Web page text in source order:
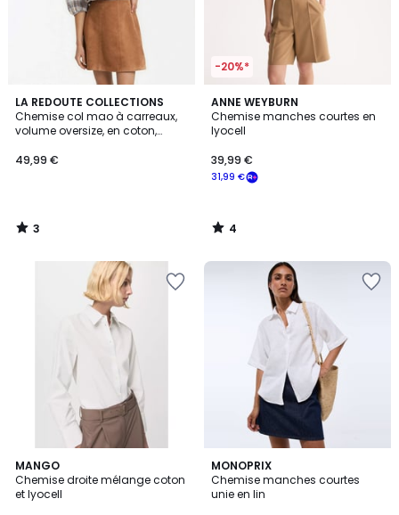
LA REDOUTE COLLECTIONS
Chemise col mao à carreaux,
volume oversize, en coton,
49,99 €
3
/
5
3
/
-20%*
ANNE WEYBURN
Chemise manches courtes en
lyocell
31,99 €
39,99 €
4
/
5
4
/
MANGO
Chemise droite mélange coton
et lyocell
MONOPRIX
Chemise manches courtes
unie en lin
3
Couleurs